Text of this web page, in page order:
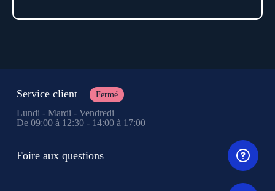
Service client Fermé
Lundi - Mardi - Vendredi
De 09:00 à 12:30 - 14:00 à 17:00
Foire aux questions